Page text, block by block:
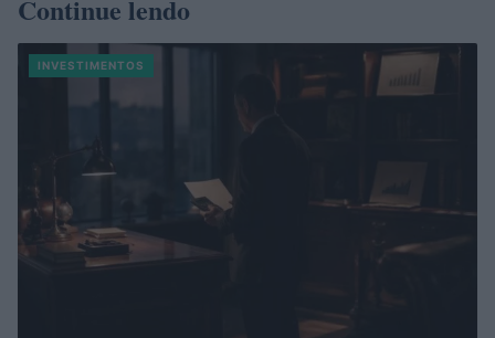
Continue lendo
INVESTIMENTOS